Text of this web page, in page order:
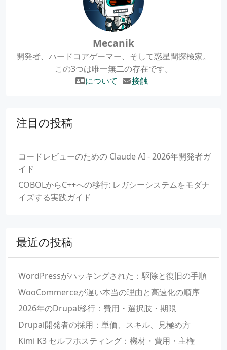
Mecanik
開発者、ハードコアゲーマー、そして惑星間探検家。
この3つは唯一無二の存在です。
について
接触
注目の投稿
コードレビューのための Claude AI - 2026年開発者ガ
イド
COBOLからC++への移行: レガシーシステムをモダナ
イズする実践ガイド
最近の投稿
WordPressがハッキングされた：駆除と復旧の手順
WooCommerceが遅い本当の理由と高速化の順序
2026年のDrupal移行：費用・選択肢・期限
Drupal開発者の採用：単価、スキル、見極め方
Kimi K3 セルフホスティング：機材・費用・主権